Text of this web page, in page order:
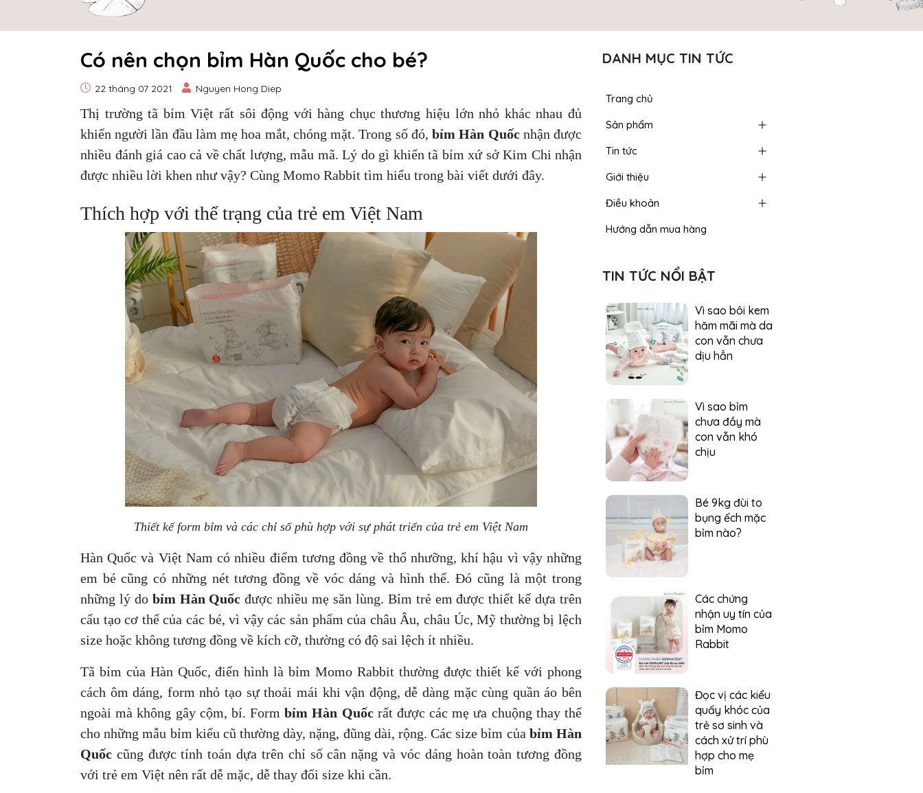
Có nên chọn bỉm Hàn Quốc cho bé?
22 tháng 07 2021 Nguyen Hong Diep
Thị trường tã bỉm Việt rất sôi động với hàng chục thương hiệu lớn nhỏ khác nhau đủ
khiến người lần đầu làm mẹ hoa mắt, chóng mặt. Trong số đó,bỉm Hàn Quốcnhận được
nhiều đánh giá cao cả về chất lượng, mẫu mã. Lý do gì khiến tã bỉm xứ sở Kim Chi nhận
được nhiều lời khen như vậy? Cùng Momo Rabbit tìm hiểu trong bài viết dưới đây.
Thích hợp với thể trạng của trẻ em Việt Nam
Thiết kế form bỉm và các chỉ số phù hợp với sự phát triển của trẻ em Việt Nam
Hàn Quốc và Việt Nam có nhiều điểm tương đồng về thổ nhưỡng, khí hậu vì vậy những
em bé cũng có những nét tương đồng về vóc dáng và hình thể. Đó cũng là một trong
những lý do bỉm Hàn Quốc được nhiều mẹ săn lùng. Bỉm trẻ em được thiết kế dựa trên
cấu tạo cơ thể của các bé, vì vậy các sản phẩm của châu Âu, châu Úc, Mỹ thường bị lệch
size hoặc không tương đồng về kích cỡ, thường có độ sai lệch ít nhiều.
Tã bỉm của Hàn Quốc, điển hình là bỉm Momo Rabbit thường được thiết kế với phong
cách ôm dáng, form nhỏ tạo sự thoải mái khi vận động, dễ dàng mặc cùng quần áo bên
ngoài mà không gây cộm, bí. Formbỉm Hàn Quốcrất được các mẹ ưa chuộng thay thế
cho những mẫu bỉm kiểu cũ thường dày, nặng, đũng dài, rộng. Các size bỉm của bỉm Hàn
Quốc cũng được tính toán dựa trên chỉ số cân nặng và vóc dáng hoàn toàn tương đồng
với trẻ em Việt nên rất dễ mặc, dễ thay đổi size khi cần.
DANH MỤC TIN TỨC
Trang chủ
Sản phẩm
Tin tức
Giới thiệu
Điều khoản
Hướng dẫn mua hàng
TIN TỨC NỔI BẬT
Vì sao bôi kem
hăm mãi mà da
con vẫn chưa
dịu hẳn
Vì sao bỉm
chưa đầy mà
con vẫn khó
chịu
Bé 9kg đùi to
bụng ếch mặc
bỉm nào?
Các chứng
nhận uy tín của
bỉm Momo
Rabbit
Đọc vị các kiểu
quấy khóc của
trẻ sơ sinh và
cách xử trí phù
hợp cho mẹ
bỉm